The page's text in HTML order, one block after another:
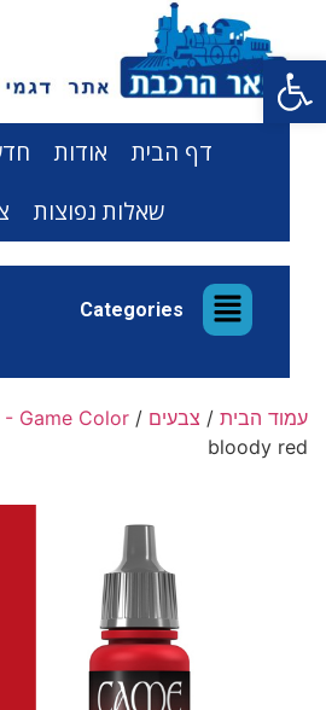
פתח סרגל נגישות
דף הבית אודות
שאלות נפוצות
Categories
עמוד הבית / צבעים /
- Game Color
bloody red